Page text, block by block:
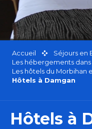
Accueil
Séjours en
Les hébergements
Les hôtels du Morbihan
Hôtels à Damgan
Hôtels à